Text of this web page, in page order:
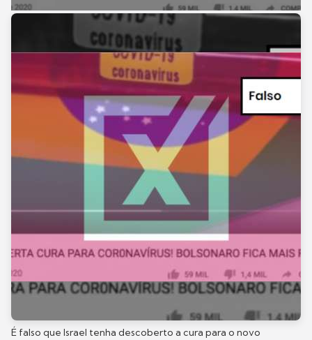
É falso que Israel tenha descoberto a cura para o novo